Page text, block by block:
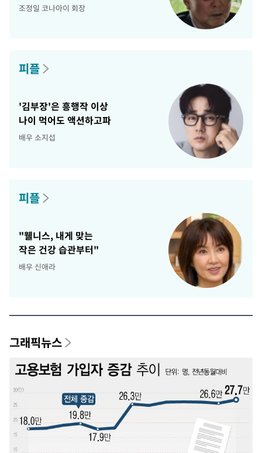
조정일 코나아이 회장
피플
'김부장'은 흥행작 이상
나이 먹어도 액션하고파
배우 소지섭
피플
"웰니스, 내게 맞는
작은 건강 습관부터"
배우 신애라
그래픽뉴스